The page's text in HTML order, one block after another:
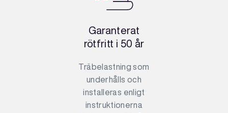
Garanterat
rötfritt i 50 år
Träbelastning som
underhålls och
installeras enligt
instruktionerna